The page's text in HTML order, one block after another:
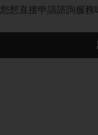
您想直接申請諮詢服務